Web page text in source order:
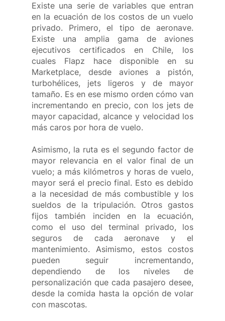
Existe una serie de variables que entran
en la ecuación de los costos de un vuelo
privado. Primero, el tipo de aeronave.
Existe una amplia gama de aviones
ejecutivos certificados en Chile, los
cuales Flapz hace disponible en su
Marketplace, desde aviones a pistón,
turbohélices, jets ligeros y de mayor
tamaño. Es en ese mismo orden cómo van
incrementando en precio, con los jets de
mayor capacidad, alcance y velocidad los
más caros por hora de vuelo.
Asimismo, la ruta es el segundo factor de
mayor relevancia en el valor final de un
vuelo; a más kilómetros y horas de vuelo,
mayor será el precio final. Esto es debido
a la necesidad de más combustible y los
sueldos de la tripulación. Otros gastos
fijos también inciden en la ecuación,
como el uso del terminal privado, los
seguros de cada aeronave y el
mantenimiento. Asimismo, estos costos
pueden seguir incrementando,
dependiendo de los niveles de
personalización que cada pasajero desee,
desde la comida hasta la opción de volar
con mascotas.